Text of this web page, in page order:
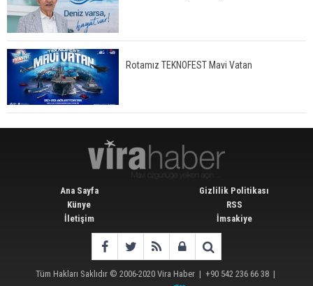
Rotamız TEKNOFEST Mavi Vatan
Ana Sayfa
Künye
İletişim
Gizlilik Politikası
RSS
İmsakiye
Tüm Hakları Saklıdır © 2006-2020 Vira Haber | +90 542 236 66 38 |